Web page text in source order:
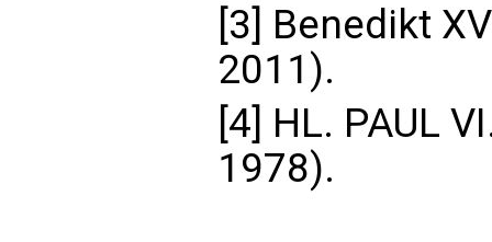
[3] Benedikt
2011).
[4] HL. PAUL
1978).